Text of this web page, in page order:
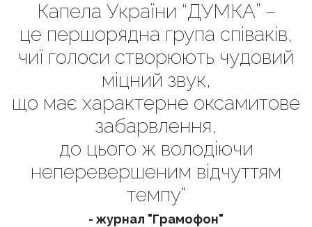
Капела України “ДУМКА” –
це першорядна група співаків,
чиї голоси створюють чудовий
міцний звук,
що має характерне оксамитове
забарвлення,
до цього ж володіючи
неперевершеним відчуттям
темпу"
- журнал "Грамофон"